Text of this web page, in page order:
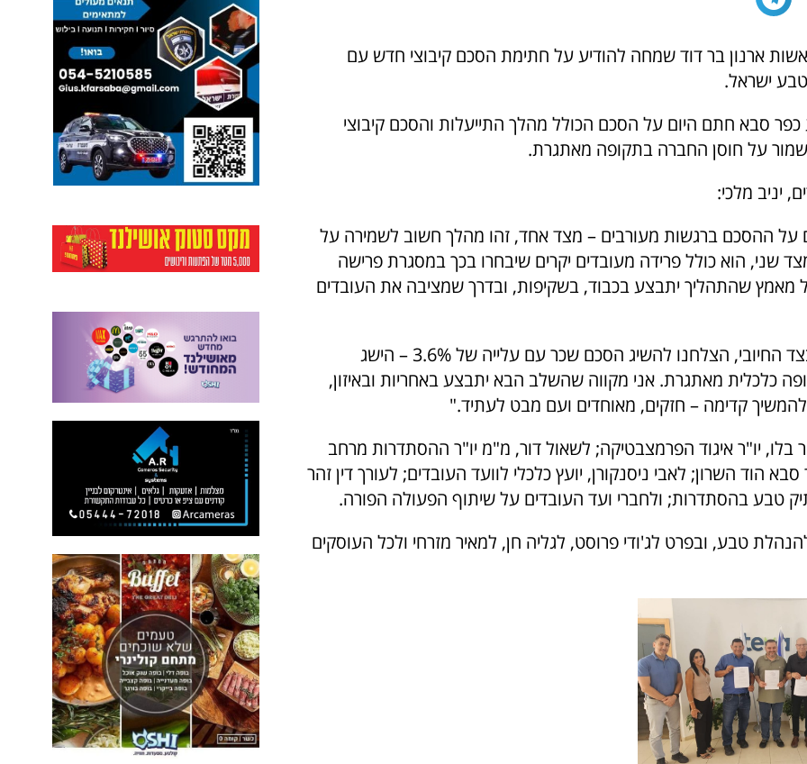
ארנון בר דוד שמחה להודיע על חתימת הסכם קיבוצי חדש עם
ישראל.
כפר סבא חתם היום על הסכם הכולל מהלך התייעלות והסכם קיבוצי
על חוסן החברה בתקופה מאתגרת.
יניב מלכי:
על ההסכם ברגשות מעורבים – מצד אחד, זהו מהלך חשוב לשמירה על
שני, הוא כולל פרידה מעובדים יקרים שיבחרו בכך במסגרת פרישה
מאמץ שהתהליך יתבצע בכבוד, בשקיפות, ובדרך שמציבה את העובדים
מלכי הוסיף: "בצד החיובי, הצלחנו להשיג הסכם שכר עם עלייה של 3.6% – הישג
כלכלית מאתגרת. אני מקווה שהשלב הבא יתבצע באחריות ובאיזון,
להמשיך קדימה – חזקים, מאוחדים ועם מבט לעתיד."
בלו, יו"ר איגוד הפרמצבטיקה; לשאול דור, מ"מ יו"ר ההסתדרות מרחב
סבא הוד השרון; לאבי ניסנקורן, יועץ כלכלי לוועד העובדים; לעורך דין זהר
טבע בהסתדרות; ולחברי ועד העובדים על שיתוף הפעולה הפורה.
טבע, ובפרט לג'ודי פרוסט, לגליה חן, למאיר מזרחי ולכל העוסקים